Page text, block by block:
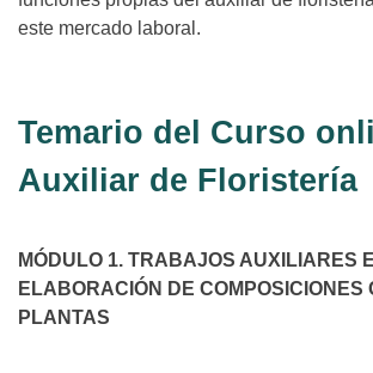
este mercado laboral.
Temario del Curso
Auxiliar de Floristería
MÓDULO 1. TRABAJOS AUXILIARES
ELABORACIÓN DE COMPOSICIONES
PLANTAS